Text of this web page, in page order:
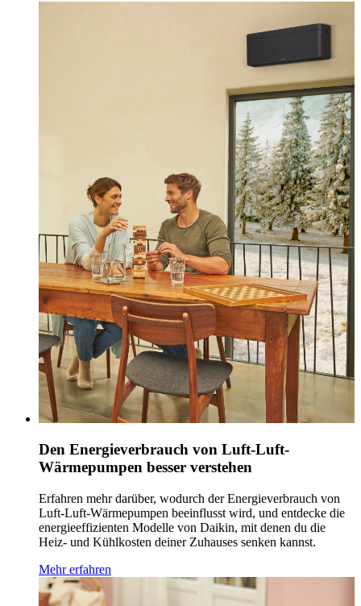
Den Energieverbrauch von Luft-Luft-
Wärmepumpen besser verstehen
Erfahren mehr darüber, wodurch der Energieverbrauch von
Luft-Luft-Wärmepumpen beeinflusst wird, und entdecke die
energieeffizienten Modelle von Daikin, mit denen du die
Heiz- und Kühlkosten deiner Zuhauses senken kannst.
Mehr erfahren